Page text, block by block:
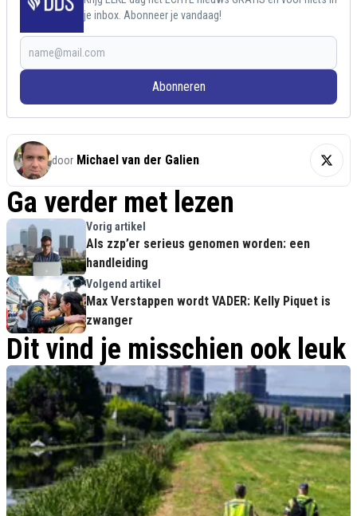
je inbox. Abonneer je vandaag!
Abonneren
door Michael van der Galien
Ga verder met lezen
Vorig artikel
Als zzp’er serieus genomen worden: een
handleiding
Volgend artikel
Max Verstappen wordt VADER: Kelly Piquet is
zwanger
Dit vind je misschien ook leuk